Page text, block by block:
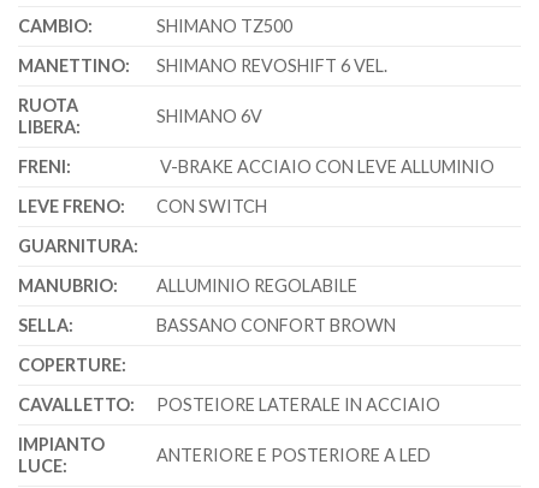
CAMBIO:
SHIMANO TZ500
MANETTINO:
SHIMANO REVOSHIFT 6 VEL.
RUOTA
LIBERA:
SHIMANO 6V
FRENI:
V-BRAKE ACCIAIO CON LEVE ALLUMINIO
LEVE FRENO:
CON SWITCH
GUARNITURA:
MANUBRIO:
ALLUMINIO REGOLABILE
SELLA:
BASSANO CONFORT BROWN
COPERTURE:
CAVALLETTO:
POSTEIORE LATERALE IN ACCIAIO
IMPIANTO
LUCE:
ANTERIORE E POSTERIORE A LED